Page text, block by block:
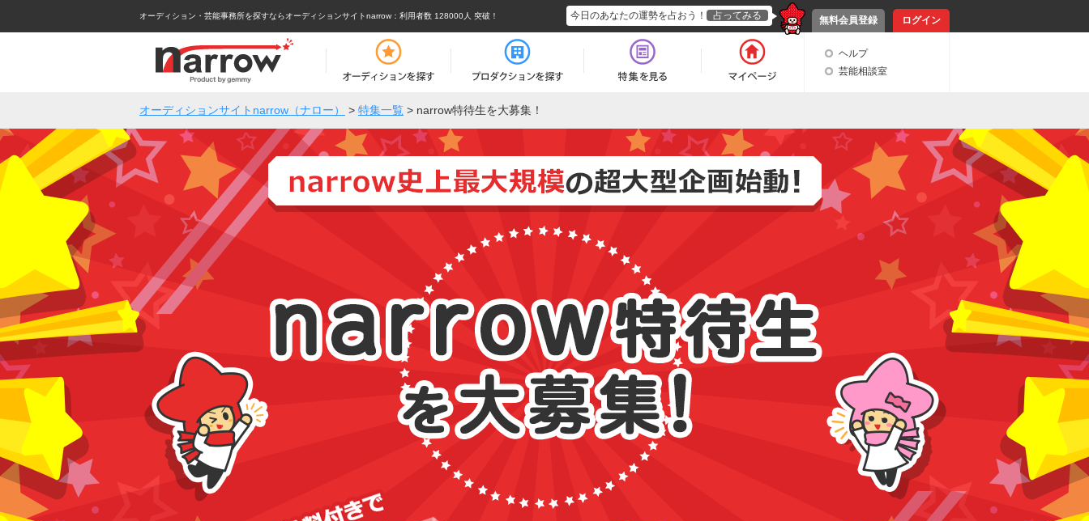
オーディション・芸能事務所を探すならオーディションサイトnarrow ：利用者数 128000人 突破！ 無料会員登録 ログイン
今日のあなたの運勢を占おう！ 占ってみる
ヘルプ
芸能相談室
オーディションサイトnarrow（ナロー） > 特集一覧 > narrow特待生を大募集！